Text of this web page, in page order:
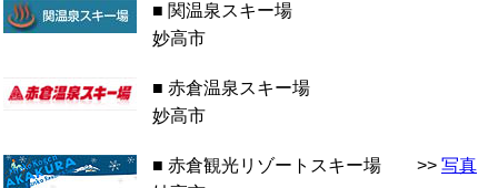
■ 関温泉スキー場
妙高市
■ 赤倉温泉スキー場
妙高市
■ 赤倉観光リゾートスキー場 >> 写真